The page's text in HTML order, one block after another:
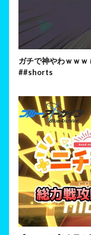
ガチで神やわｗｗ
##shorts